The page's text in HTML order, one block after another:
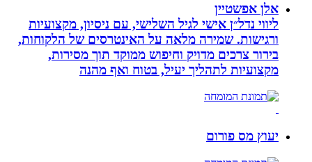
אלן אפשטיין
ליווי נדל״ן אישי לגיל השלישי, עם ניסיון, מקצועיות
ורגישות. שמירה מלאה על האינטרסים של הלקוחות,
בירור צרכים מדויק וחיפוש ממוקד תוך מסירות,
מקצועיות לתהליך יעיל, בטוח ואף מהנה
יעוץ מס פורום